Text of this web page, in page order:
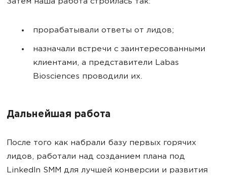
Затем наша работа строилась так:
прорабатывали ответы от лидов;
назначали встречи с заинтересованными
клиентами, а представители Labas
Biosciences проводили их.
Дальнейшая работа
После того как набрали базу первых горячих
лидов, работали над созданием плана под
LinkedIn SMM для лучшей конверсии и развития